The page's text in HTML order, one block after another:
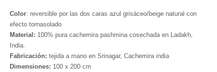
Color: reversible por las dos caras azul grisáceo/beige natural con
efecto tornasolado
Material: 100% pura cachemira pashmina cosechada en Ladakh,
India.
Fabricación: tejida a mano en Srinagar, Cachemira india
Dimensiones: 100 x 200 cm